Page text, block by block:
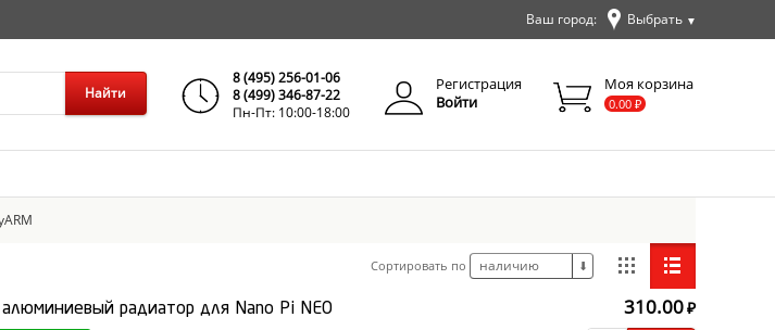
Ваш город: Выбрать ▼
Найти
8 (495) 256-01-06
8 (499) 346-87-22
Пн-Пт: 10:00-18:00
Регистрация
Войти
Моя корзина
0.00 ₽
Сортировать по наличию ⬇
алюминиевый радиатор для Nano Pi NEO 310.00₽